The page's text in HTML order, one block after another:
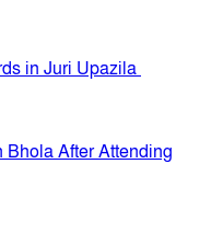
in Juri Upazila
After Attending